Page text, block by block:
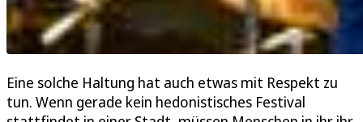
Eine solche Haltung hat auch etwas mit Respekt zu
tun. Wenn gerade kein hedonistisches Festival